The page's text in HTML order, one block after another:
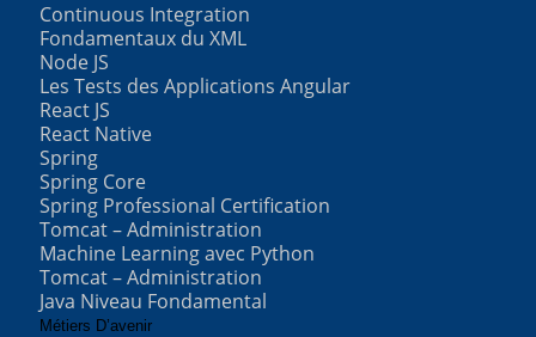
Continuous Integration
Fondamentaux du XML
Node JS
Les Tests des Applications Angular
React JS
React Native
Spring
Spring Core
Spring Professional Certification
Tomcat – Administration
Machine Learning avec Python
Tomcat – Administration
Java Niveau Fondamental
Métiers D’avenir